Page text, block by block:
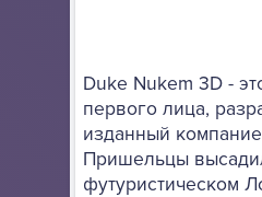
Duke Nukem 3D -
первого лица,
изданный
Пришельцы
футуристическом